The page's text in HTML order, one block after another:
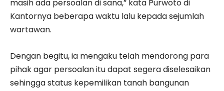
masih ada persoalan di sana,” kata Purwoto di
Kantornya beberapa waktu lalu kepada sejumlah
wartawan.
Dengan begitu, ia mengaku telah mendorong para
pihak agar persoalan itu dapat segera diselesaikan
sehingga status kepemilikan tanah bangunan